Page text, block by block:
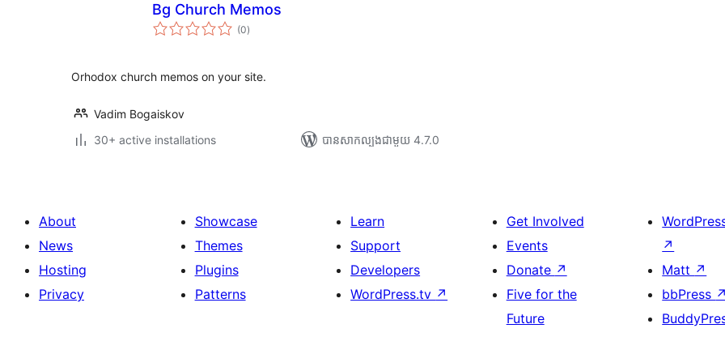
Bg Church Memos
(0ការ
វាយ
)
Orhodox church memos on your site.
Vadim Bogaiskov
30+ active installations
បាន​សាកល្បង​ជាមួយ 4.7.0
About
News
Hosting
Privacy
Showcase
Themes
Plugins
Patterns
Learn
Support
Developers
WordPress.tv ↗
Get Involved
Events
Donate ↗
Five for the
Future
↗
Matt ↗
bbPress ↗